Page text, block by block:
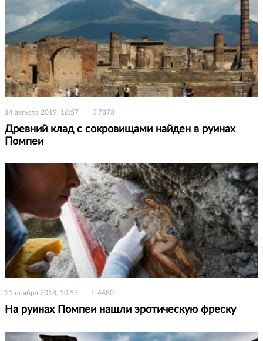
14 августа 2019, 16:57 7873
Древний клад с сокровищами найден в руинах
Помпеи
21 ноября 2018, 10:53 4480
На руинах Помпеи нашли эротическую фреску